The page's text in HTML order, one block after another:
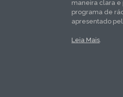
maneira clara e
programa de
apresentado
Leia Mais.